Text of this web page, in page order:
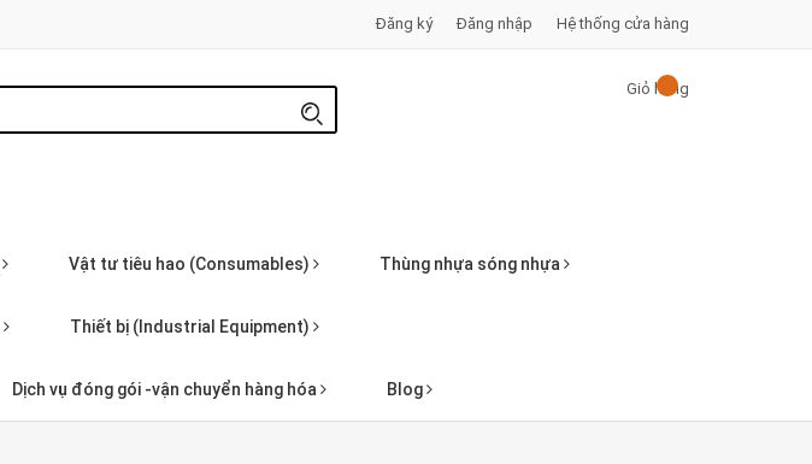
Đăng ký Đăng nhập Hệ thống cửa hàng
Giỏ hàng
Vật tư tiêu hao (Consumables) Thùng nhựa sóng nhựa
Thiết bị (Industrial Equipment)
Dịch vụ đóng gói -vận chuyển hàng hóa Blog